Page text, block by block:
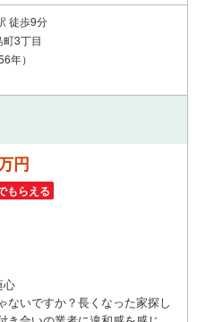
だきます。
徒歩9分
3丁目
年）
円
もらえる
心
ないですか？長くなった家探し